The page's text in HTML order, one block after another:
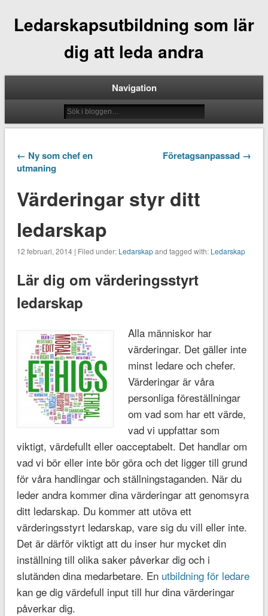
Ledarskapsutbildning som lär
dig att leda andra
Navigation
← Ny som chef en
utmaning
Företagsanpassad →
Värderingar styr ditt
ledarskap
12 februari, 2014 | Filed under: Ledarskapand tagged with: Ledarskap
Lär dig om värderingsstyrt
ledarskap
Alla människor har
värderingar. Det gäller inte
minst ledare och chefer.
Värderingar är våra
personliga föreställningar
om vad som har ett värde,
vad vi uppfattar som
viktigt, värdefullt eller oacceptabelt. Det handlar om
vad vi bör eller inte bör göra och det ligger till grund
för våra handlingar och ställningstaganden. När du
leder andra kommer dina värderingar att genomsyra
ditt ledarskap. Du kommer att utöva ett
värderingsstyrt ledarskap, vare sig du vill eller inte.
Det är därför viktigt att du inser hur mycket din
inställning till olika saker påverkar dig och i
slutänden dina medarbetare. En utbildning för ledare
kan ge dig värdefull input till hur dina värderingar
påverkar dig.